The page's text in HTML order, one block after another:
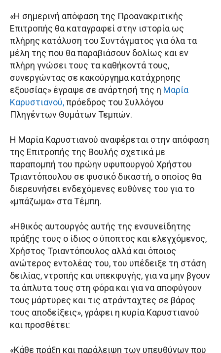
«Η σημερινή απόφαση της Προανακριτικής
Επιτροπής θα καταγραφεί στην ιστορία ως
πλήρης κατάλυση του Συντάγματος για όλα τα
μέλη της που θα παραβιάσουν δολίως και εν
πλήρη γνώσει τους τα καθήκοντά τους,
συνεργώντας σε κακούργημα κατάχρησης
εξουσίας» έγραψε σε ανάρτησή της η Μαρία
Καρυστιανού,πρόεδρος του Συλλόγου
Πληγέντων Θυμάτων Τεμπών.
Η Μαρία Καρυστιανού αναφέρεται στην απόφαση
της Επιτροπής της Βουλής σχετικά με
παραπομπή του πρώην υφυπουργού Χρήστου
Τριαντόπουλου σε φυσικό δικαστή, ο οποίος θα
διερευνήσει ενδεχόμενες ευθύνες του για το
«μπάζωμα» στα Τέμπη.
«Ηθικός αυτουργός αυτής της ενσυνείδητης
πράξης τους ο ίδιος ο ύποπτος και ελεγχόμενος,
Χρήστος Τριαντόπουλος αλλά και όποιος
ανώτερος εντολέας του, του υπέδειξε τη στάση
δειλίας, ντροπής και υπεκφυγής, για να μην βγουν
τα άπλυτα τους στη φόρα και για να αποφύγουν
τους μάρτυρες και τις ατράνταχτες σε βάρος
τους αποδείξεις», γράφει η κυρία Καρυστιανού
και προσθέτει:
«Κάθε πράξη και παράλειψη των υπευθύνων που